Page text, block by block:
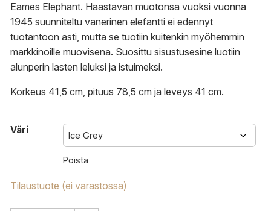
Eames Elephant. Haastavan muotonsa vuoksi vuonna
1945 suunniteltu vanerinen elefantti ei edennyt
tuotantoon asti, mutta se tuotiin kuitenkin myöhemmin
markkinoille muovisena. Suosittu sisustusesine luotiin
alunperin lasten leluksi ja istuimeksi.
Korkeus 41,5 cm, pituus 78,5 cm ja leveys 41 cm.
Väri
Poista
Tilaustuote (ei varastossa)